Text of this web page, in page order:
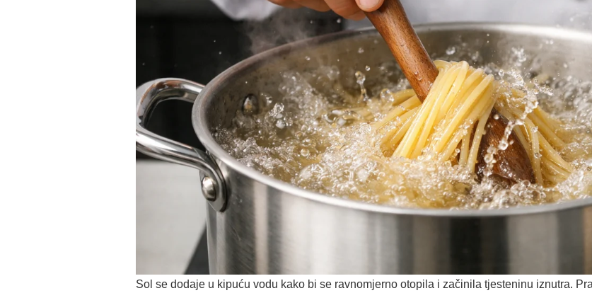
Sol se dodaje u kipuću vodu kako bi se ravnomjerno otopila i začinila tjesteninu iznutra.